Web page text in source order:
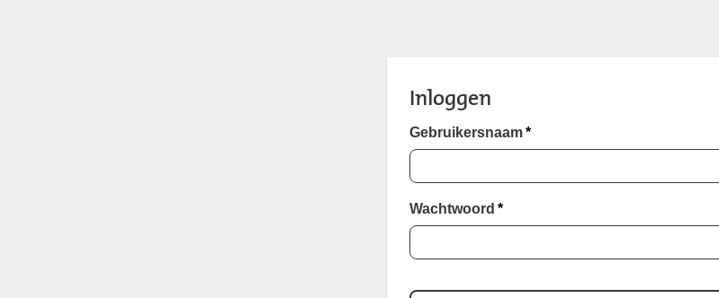
Inloggen
Gebruikersnaam *
Wachtwoord *